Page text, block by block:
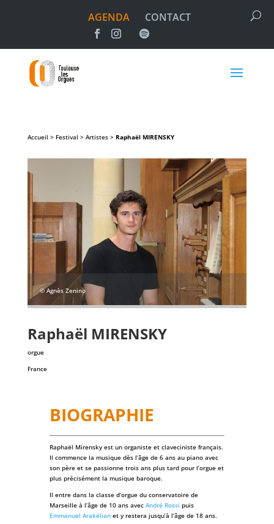
AGENDA CONTACT
Accueil > Festival > Artistes > Raphaël MIRENSKY
© Agnès Zenino
Raphaël MIRENSKY
orgue
France
BIOGRAPHIE
Raphaël Mirensky est un organiste et claveciniste français.
Il commence la musique dès l’âge de 6 ans au piano avec
son père et se passionne trois ans plus tard pour l’orgue et
plus précisément la musique baroque.
Il entre dans la classe d’orgue du conservatoire de
Marseille à l’âge de 10 ans avec André Rossi puis
Emmanuel Arakélianet y restera jusqu’à l’âge de 18 ans.